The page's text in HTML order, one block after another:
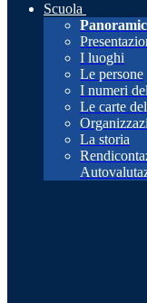
Scuola
I luoghi
Le persone
I numeri
Le carte
La storia